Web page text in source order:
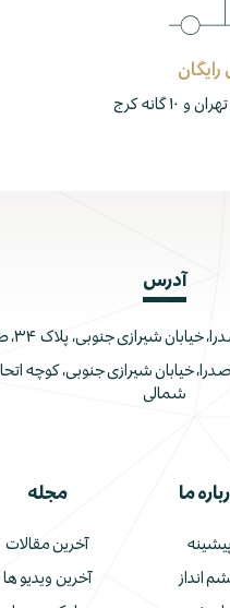
آدرس
خیابان شیرازی جنوبی، پلاک ۳۴، طبقه اول
شمالی
ما
پیشینه
انداز
مجله
آخرین مقالات
آخرین ویدیو ها